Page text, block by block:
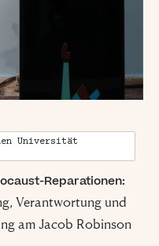
Universität
Reparationen:
Verantwortung und
am Jacob Robinson
Böse